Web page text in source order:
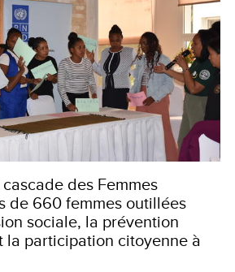
des Femmes
de 660 femmes outillées
sociale, la prévention
la participation citoyenne à